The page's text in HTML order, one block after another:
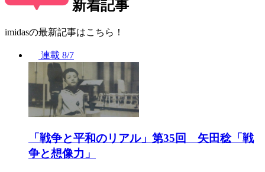
新着記事
imidasの最新記事はこちら！
連載 8/7
「戦争と平和のリアル」第35回 矢田稔「戦
争と想像力」